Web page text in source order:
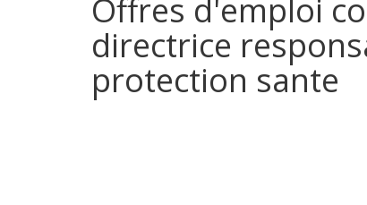
Offres d'emploi
directrice
protection sante